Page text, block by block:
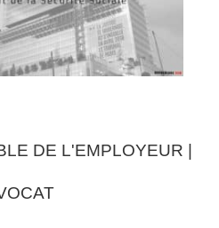
DE L'EMPLOYEUR |